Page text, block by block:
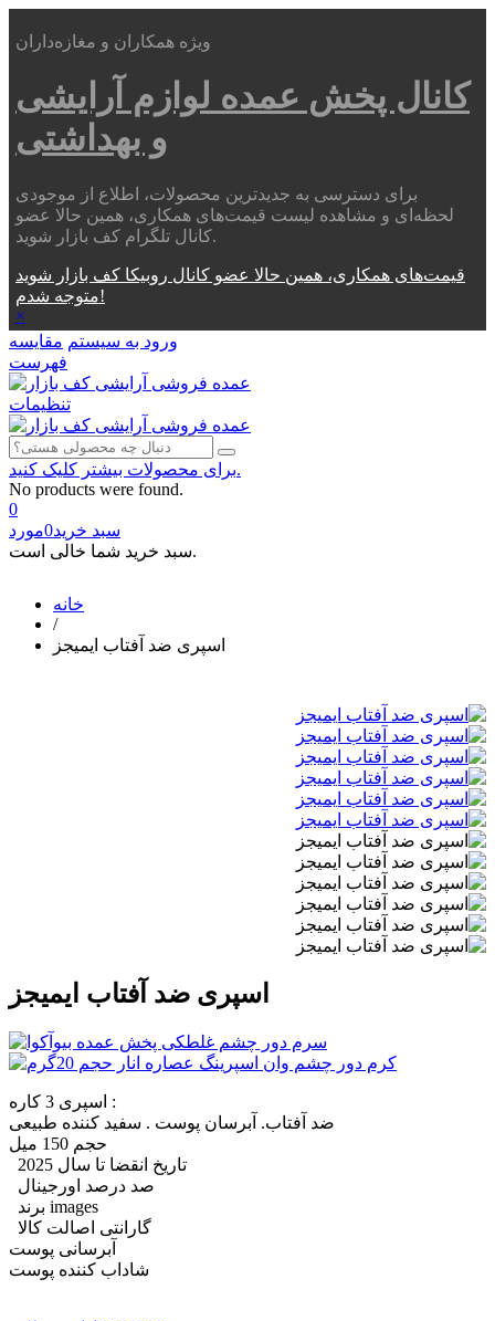
ویژه همکاران و مغازه‌داران
کانال پخش عمده لوازم آرایشی
و بهداشتی
برای دسترسی به جدیدترین محصولات، اطلاع از موجودی
لحظه‌ای و مشاهده لیست قیمت‌های همکاری، همین حالا عضو
کانال تلگرام کف بازار شوید.
قیمت‌های همکاری، همین حالا عضو کانال روبیکا کف بازار شوید
متوجه شدم!
×
ورود به سیستم مقایسه
فهرست
تنظیمات
برای محصولات بیشتر کلیک کنید.
No products were found.
0
سبد خرید0مورد
سبد خرید شما خالی است.
خانه
/
اسپری ضد آفتاب ایمیجز
اسپری ضد آفتاب ایمیجز
اسپری 3 کاره :
ضد آفتاب. آبرسان پوست . سفید کننده طبیعی
حجم‌ 150 میل
تاریخ انقضا تا سال 2025
صد درصد اورجینال
برند images
گارانتی اصالت کالا
آبرسانی پوست
شاداب کننده پوست